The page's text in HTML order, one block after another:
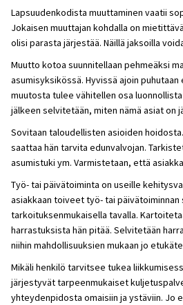
Lapsuudenkodista muuttaminen vaatii
Jokaisen muuttajan kohdalla on
olisi parasta järjestää. Näillä jaksoilla
Muutto kotoa suunnitellaan pehmeäksi
asumisyksikössä. Hyvissä ajoin
muutosta tulee vähitellen osa
jälkeen selvitetään, miten nämä asiat on
Sovitaan taloudellisten asioiden
saattaa hän tarvita edunvalvojan.
asumistuki ym. Varmistetaan, että
Työ- tai päivätoiminta on useille
asiakkaan toiveet työ- tai
tarkoituksenmukaisella tavalla.
harrastuksista hän pitää. Selvitetään
niihin mahdollisuuksien mukaan jo
Mikäli henkilö tarvitsee tukea
järjestyvät tarpeenmukaiset
yhteydenpidosta omaisiin ja ystäviin. Jo